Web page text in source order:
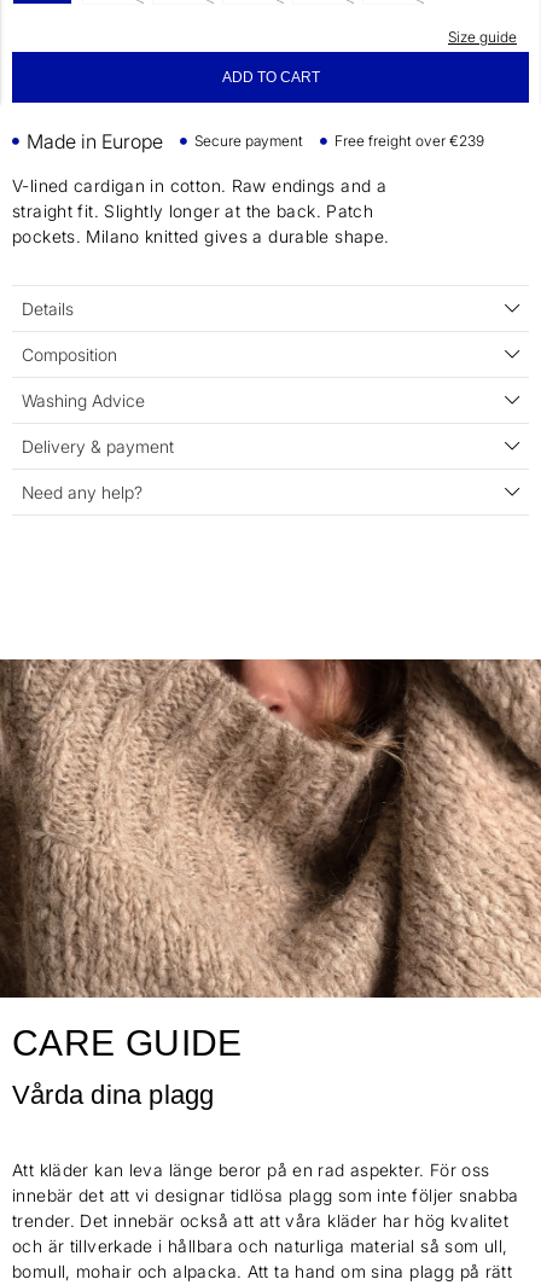
Size guide
ADD TO CART
Made in Europe Secure payment Free freight over €239
V-lined cardigan in cotton. Raw endings and a
straight fit. Slightly longer at the back. Patch
pockets. Milano knitted gives a durable shape.
Details
Composition
Washing Advice
Delivery & payment
Need any help?
CARE GUIDE
Vårda dina plagg
Att kläder kan leva länge beror på en rad aspekter. För oss
innebär det att vi designar tidlösa plagg som inte följer snabba
trender. Det innebär också att att våra kläder har hög kvalitet
och är tillverkade i hållbara och naturliga material så som ull,
bomull, mohair och alpacka. Att ta hand om sina plagg på rätt